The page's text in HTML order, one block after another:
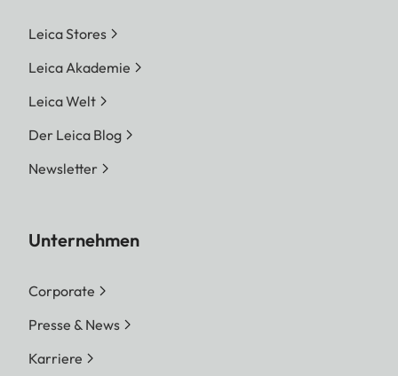
Leica Stores
Leica Akademie
Leica Welt
Der Leica Blog
Newsletter
Unternehmen
Corporate
Presse & News
Karriere